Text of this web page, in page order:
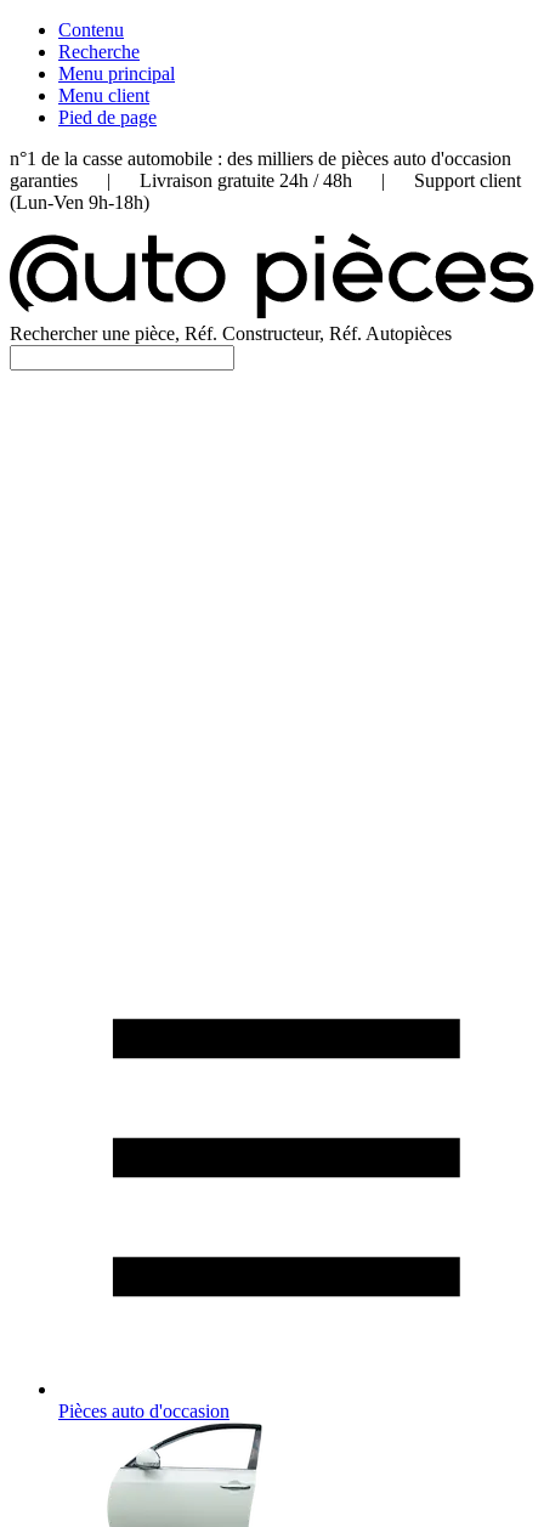
Contenu
Recherche
Menu principal
Menu client
Pied de page
n°1 de la casse automobile : des milliers de pièces auto d'occasion
garanties | Livraison gratuite 24h / 48h | Support client
(Lun-Ven 9h-18h)
Rechercher une pièce, Réf. Constructeur, Réf. Autopièces
Pièces auto d'occasion